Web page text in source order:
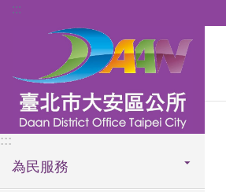
跳到主要內容區塊
:::
:::
為民服務